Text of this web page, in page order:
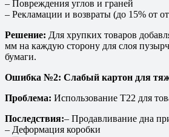
– Повреждения углов и граней
– Рекламации и возвраты (до 15% от
Решение: Для хрупких товаров
мм на каждую сторону для слоя
бумаги.
Ошибка №2: Слабый картон для
Проблема: Использование T22 для
Последствия:– Продавливание дна
– Деформация коробки